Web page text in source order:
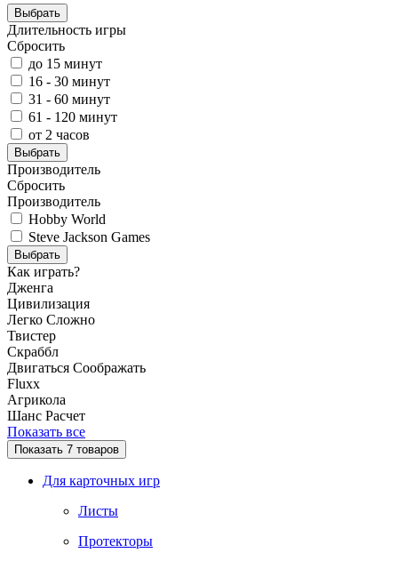
Выбрать
Длительность игры
Сбросить
до 15 минут
16 - 30 минут
31 - 60 минут
61 - 120 минут
от 2 часов
Выбрать
Производитель
Сбросить
Производитель
Hobby World
Steve Jackson Games
Выбрать
Как играть?
Дженга
Цивилизация
Легко Сложно
Твистер
Скраббл
Двигаться Соображать
Fluxx
Агрикола
Шанс Расчет
Показать все
Показать 7 товаров
Для карточных игр
Листы
Протекторы